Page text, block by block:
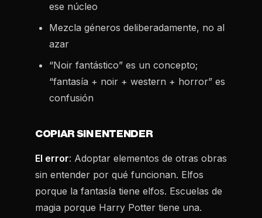
ese núcleo
Mezcla géneros deliberadamente, no al
azar
“Noir fantástico” es un concepto;
“fantasía + noir + western + horror” es
confusión
COPIAR SIN ENTENDER
El error: Adoptar elementos de otras obras
sin entender por qué funcionan. Elfos
porque la fantasía tiene elfos. Escuelas de
magia porque Harry Potter tiene una.